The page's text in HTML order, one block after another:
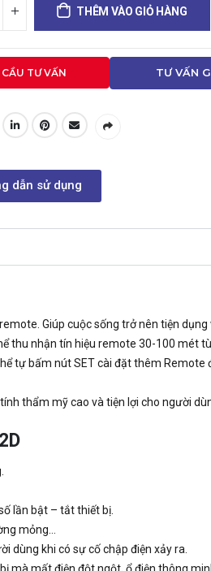
THÊM VÀO GIỎ HÀNG
CẦU TƯ VẤN TƯ VẤN
dẫn sử dụng
Giúp cuộc sống trở nên tiện dụng
thu nhận tín hiệu remote 30-100 mét
tự bấm nút SET cài đặt thêm Remote
thẩm mỹ cao và tiện lợi cho người
lần bật – tắt thiết bị.
mỏng…
dùng khi có sự cố chập điện xảy ra.
mà mất điện đột ngột, ổ điện thông